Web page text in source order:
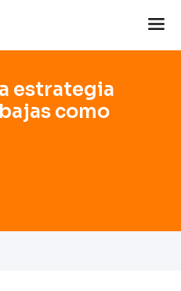
estrategia
como
estrategia financiera si